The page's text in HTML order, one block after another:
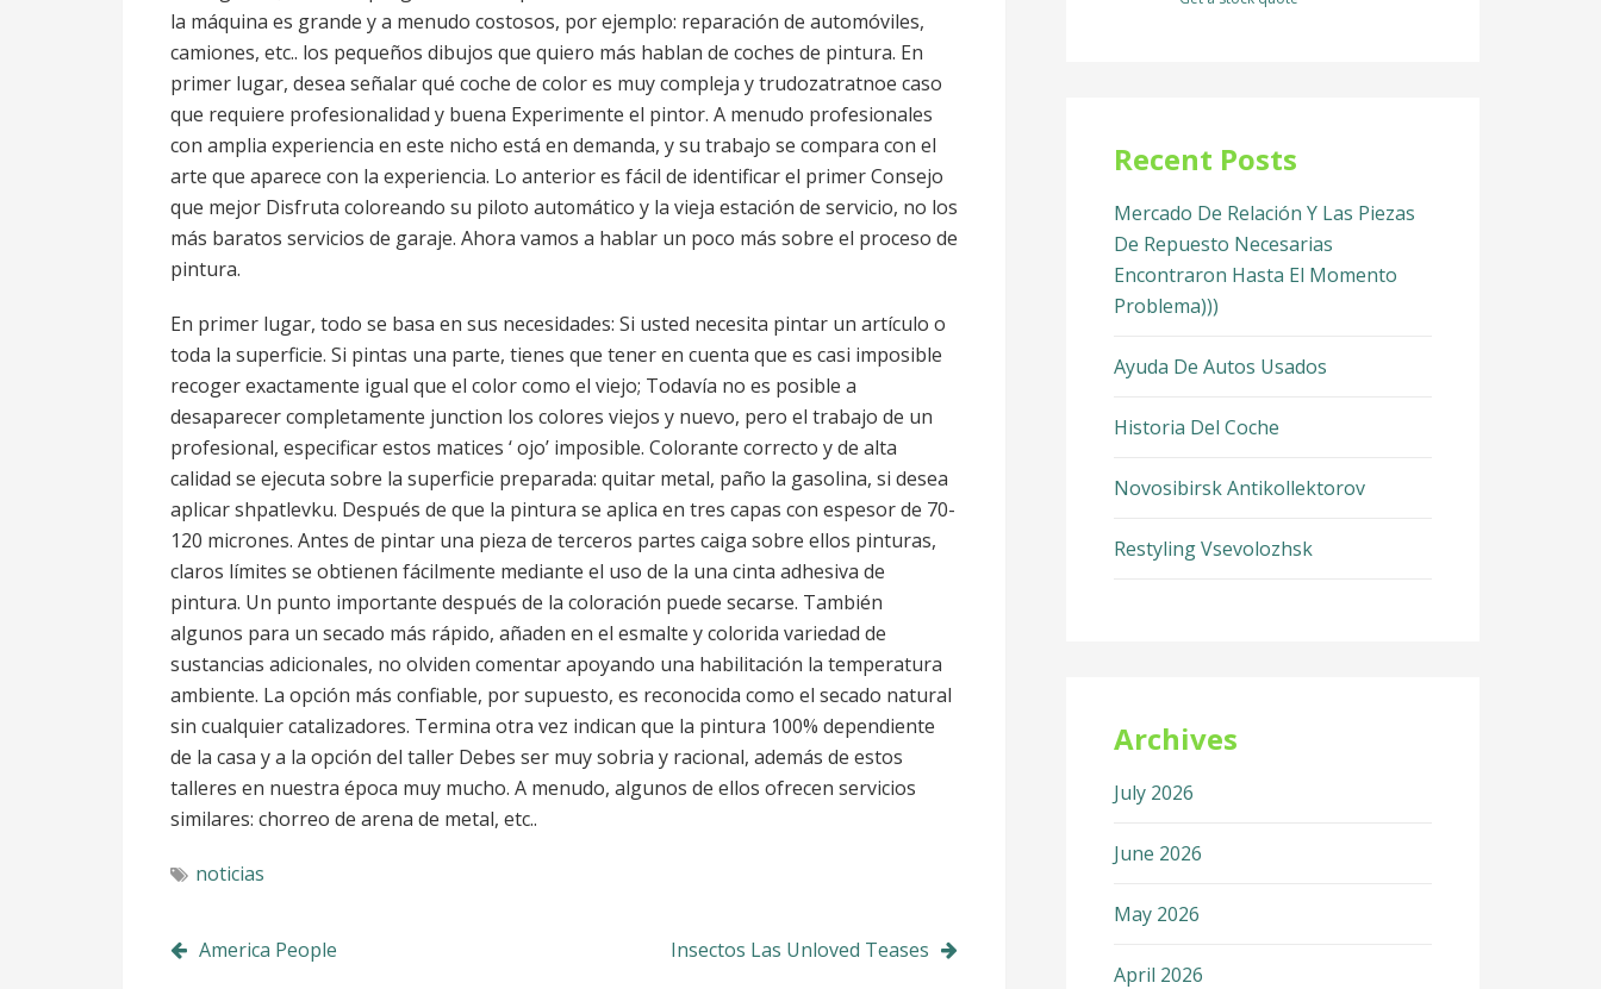
la máquina es grande y a menudo costosos, por ejemplo: reparación de automóviles,
camiones, etc.. los pequeños dibujos que quiero más hablan de coches de pintura. En
primer lugar, desea señalar qué coche de color es muy compleja y trudozatratnoe caso
que requiere profesionalidad y buena Experimente el pintor. A menudo profesionales
con amplia experiencia en este nicho está en demanda, y su trabajo se compara con el
arte que aparece con la experiencia. Lo anterior es fácil de identificar el primer Consejo
que mejor Disfruta coloreando su piloto automático y la vieja estación de servicio, no los
más baratos servicios de garaje. Ahora vamos a hablar un poco más sobre el proceso de
pintura.
En primer lugar, todo se basa en sus necesidades: Si usted necesita pintar un artículo o
toda la superficie. Si pintas una parte, tienes que tener en cuenta que es casi imposible
recoger exactamente igual que el color como el viejo; Todavía no es posible a
desaparecer completamente junction los colores viejos y nuevo, pero el trabajo de un
profesional, especificar estos matices ‘ ojo’ imposible. Colorante correcto y de alta
calidad se ejecuta sobre la superficie preparada: quitar metal, paño la gasolina, si desea
aplicar shpatlevku. Después de que la pintura se aplica en tres capas con espesor de 70-
120 micrones. Antes de pintar una pieza de terceros partes caiga sobre ellos pinturas,
claros límites se obtienen fácilmente mediante el uso de la una cinta adhesiva de
pintura. Un punto importante después de la coloración puede secarse. También
algunos para un secado más rápido, añaden en el esmalte y colorida variedad de
sustancias adicionales, no olviden comentar apoyando una habilitación la temperatura
ambiente. La opción más confiable, por supuesto, es reconocida como el secado natural
sin cualquier catalizadores. Termina otra vez indican que la pintura 100% dependiente
de la casa y a la opción del taller Debes ser muy sobria y racional, además de estos
talleres en nuestra época muy mucho. A menudo, algunos de ellos ofrecen servicios
similares: chorreo de arena de metal, etc..
noticias
Post
America People Insectos Las Unloved Teases
Recent Posts
Mercado De Relación Y Las Piezas
De Repuesto Necesarias
Encontraron Hasta El Momento
Problema)))
Ayuda De Autos Usados
Historia Del Coche
Novosibirsk Antikollektorov
Restyling Vsevolozhsk
Archives
July 2026
June 2026
May 2026
April 2026